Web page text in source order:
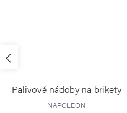
Palivové nádoby na brikety
NAPOLEON